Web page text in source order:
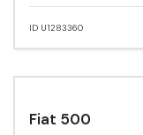
ID U1283360
Fiat 500